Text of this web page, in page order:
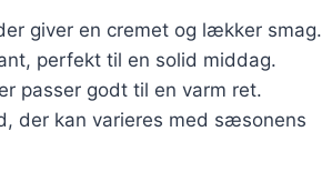
giver en cremet og lækker smag.
perfekt til en solid middag.
passer godt til en varm ret.
der kan varieres med sæsonens